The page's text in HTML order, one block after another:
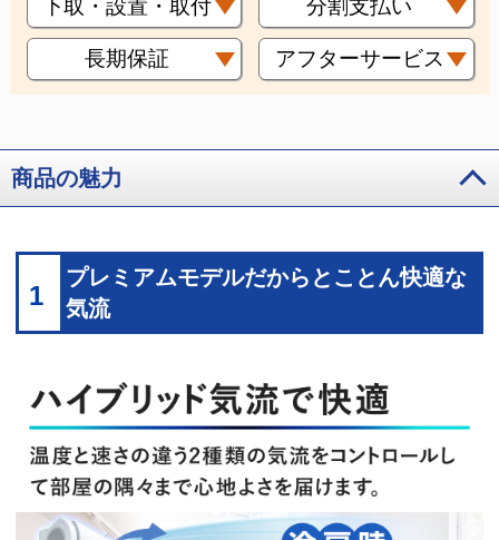
下取・設置・取付 分割支払い
長期保証 アフターサービス
商品の魅力
1
プレミアムモデルだからとことん快適な
気流